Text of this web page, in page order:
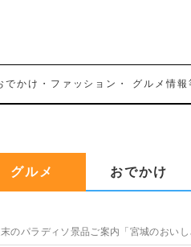
かけ・ファッション・ グルメ情報
グルメ おでかけ
のパラディソ景品ご案内「宮城のおいし